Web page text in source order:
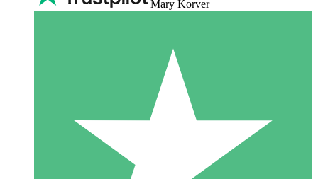
Mary Korver